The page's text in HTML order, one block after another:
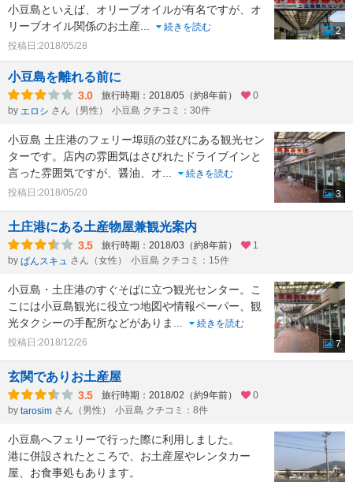
小豆島といえば、オリーブオイルが有名ですが、オ
リーブオイル関係のお土産
続きを読む
投稿日:2018/05/28
2
小豆島を離れる前に
3.0 旅行時期：2018/05（約8年前）
0
by エロシ さん（男性） 小豆島 クチコミ：30件
小豆島 土庄港のフェリー埠頭の並びにある観光セン
ターです。店内の雰囲気はさびれたドライブインと
言った雰囲気ですが、醤油、オ
続きを読む
投稿日:2018/05/20
3
土庄港にある土産物屋兼観光案内
3.5 旅行時期：2018/03（約8年前）
1
by ぱんスキュ さん（女性） 小豆島 クチコミ：15件
小豆島・土庄港のすぐそばに立つ観光センター。こ
こには小豆島観光に役立つ地図や情報ペーパー、観
光タクシーの手配所などがありま
続きを読む
投稿日:2018/12/26
7
玄関でありお土産屋
3.5 旅行時期：2018/02（約9年前）
0
by tarosim さん（男性） 小豆島 クチコミ：8件
小豆島へフェリーで行った際に利用しました。
港に併設されたところで、お土産屋やレンタカー
屋、お食事処もあります。